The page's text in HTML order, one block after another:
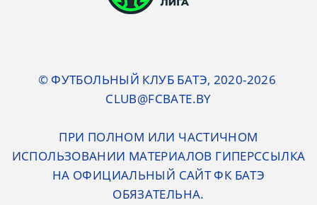
© ФУТБОЛЬНЫЙ КЛУБ БАТЭ, 2020-2026
CLUB@FCBATE.BY
ПРИ ПОЛНОМ ИЛИ ЧАСТИЧНОМ
ИСПОЛЬЗОВАНИИ МАТЕРИАЛОВ ГИПЕРССЫЛКА
НА ОФИЦИАЛЬНЫЙ САЙТ ФК БАТЭ
ОБЯЗАТЕЛЬНА.